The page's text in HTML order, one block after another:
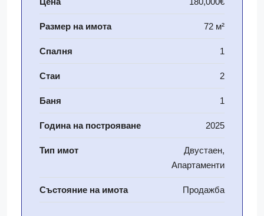
Размер на имота 72 м²
Спалня 1
Стаи 2
Баня 1
Година на построяване 2025
Тип имот
Двустаен,
Апартаменти
Състояние на имота Продажба